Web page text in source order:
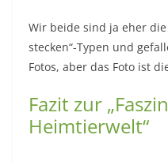
Wir beide sind ja eher die
stecken“-Typen und
Fotos, aber das Foto ist
Fazit zur
Heimtierwelt“